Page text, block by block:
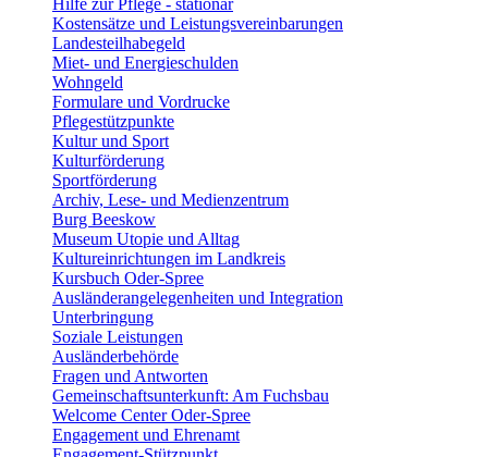
Hilfe zur Pflege - stationär
Kostensätze und Leistungsvereinbarungen
Landesteilhabegeld
Miet- und Energieschulden
Wohngeld
Formulare und Vordrucke
Pflegestützpunkte
Kultur und Sport
Kulturförderung
Sportförderung
Archiv, Lese- und Medienzentrum
Burg Beeskow
Museum Utopie und Alltag
Kultureinrichtungen im Landkreis
Kursbuch Oder-Spree
Ausländerangelegenheiten und Integration
Unterbringung
Soziale Leistungen
Ausländerbehörde
Fragen und Antworten
Gemeinschaftsunterkunft: Am Fuchsbau
Welcome Center Oder-Spree
Engagement und Ehrenamt